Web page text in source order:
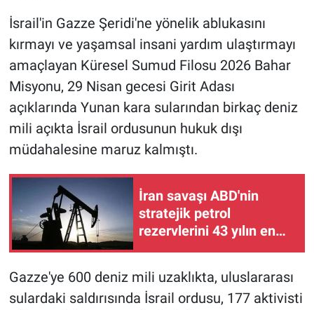
İsrail'in Gazze Şeridi'ne yönelik ablukasını
kırmayı ve yaşamsal insani yardım ulaştırmayı
amaçlayan Küresel Sumud Filosu 2026 Bahar
Misyonu, 29 Nisan gecesi Girit Adası
açıklarında Yunan kara sularından birkaç deniz
mili açıkta İsrail ordusunun hukuk dışı
müdahalesine maruz kalmıştı.
İran savaşı ABD'nin
stratejik petrol
rezervlerini 43 yılın en
düşük seviyesine çekti
Gazze'ye 600 deniz mili uzaklıkta, uluslararası
sulardaki saldırısında İsrail ordusu, 177 aktivisti